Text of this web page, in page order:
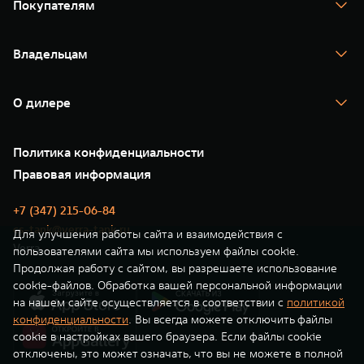
TANK 500
Покупателям
Тест-драйв
TANK Финансы
Корпоративным клиентам
Зарядные станции
Владельцам
Помощь на дороге
Новые цифровые сервисы TANK
Сервис
Нулевое ТО
Моторные масла
О дилере
35 лет GWM
GWM ТЕХ ДЕНЬ
Новости
Политика конфиденциальности
Правовая информация
+7 (347) 215-06-84
cs-tank@verra-tank.ru
Verra
Для улучшения работы сайта и взаимодействия с
пользователями сайта мы используем файлы cookie.
Продолжая работу с сайтом, вы разрешаете использование
cookie-файлов. Обработка вашей персональной информации
на нашем сайте осуществляется в соответствии с политикой
конфиденциальности. Вы всегда можете отключить файлы
cookie в настройках вашего браузера. Если файлы cookie
отключены, это может означать, что вы не можете в полной